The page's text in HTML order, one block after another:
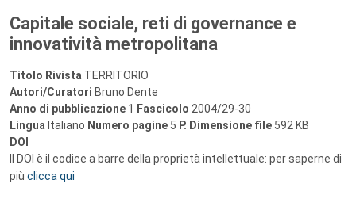
Capitale sociale, reti di governance e
innovatività metropolitana
Titolo Rivista TERRITORIO
Autori/Curatori Bruno Dente
Anno di pubblicazione 1 Fascicolo 2004/29-30
Lingua Italiano Numero pagine 5 P. Dimensione file 592 KB
DOI
Il DOI è il codice a barre della proprietà intellettuale: per saperne di
più clicca qui